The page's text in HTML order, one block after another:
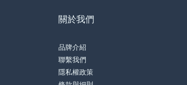
關於我們
品牌介紹
聯繫我們
隱私權政策